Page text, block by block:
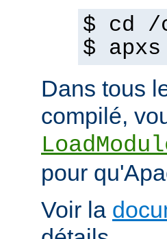
$ cd /
$
Dans tous
compilé,
pour
Voir la